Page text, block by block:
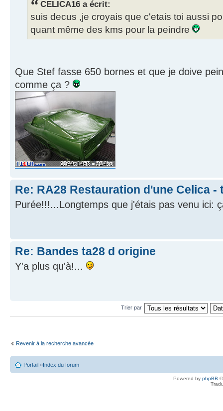
CELICA16 a écrit:
suis decus ,je croyais que c'etais toi aussi
quant même des kms pour la peindre
Que Stef fasse 650 bornes et que je doive
comme ça ?
Re: RA28 Restauration d'une Celica -
Purée!!!...Longtemps que j'étais pas venu ici:
Re: Bandes ta28 d origine
Y'a plus qu'à!...
Trier par
Revenir à la recherche avancée
Portail »Index du forum
Powered by phpBB